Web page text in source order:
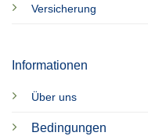
Versicherung
Informationen
Über uns
Bedingungen